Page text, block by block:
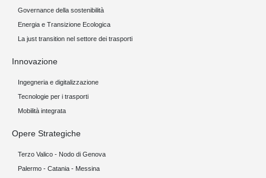
Governance della sostenibilità
Energia e Transizione Ecologica
La just transition nel settore dei trasporti
Innovazione
Ingegneria e digitalizzazione
Tecnologie per i trasporti
Mobilità integrata
Opere Strategiche
Terzo Valico - Nodo di Genova
Palermo - Catania - Messina